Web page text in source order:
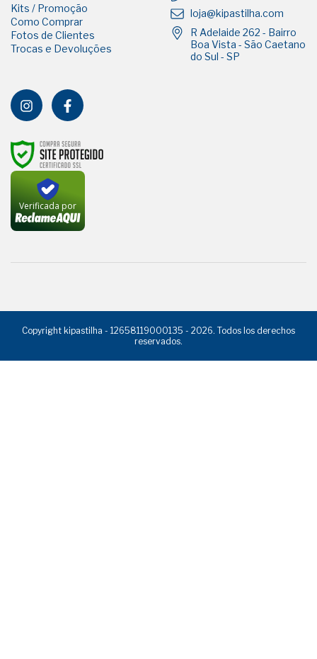
Kits / Promoção
Como Comprar
Fotos de Clientes
Trocas e Devoluções
loja@kipastilha.com
R Adelaide 262 - Bairro
Boa Vista - São Caetano
do Sul - SP
Verificada por
Copyright kipastilha - 12658119000135 - 2026. Todos los derechos
reservados.